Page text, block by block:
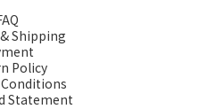
Shipping
Policy
Statement